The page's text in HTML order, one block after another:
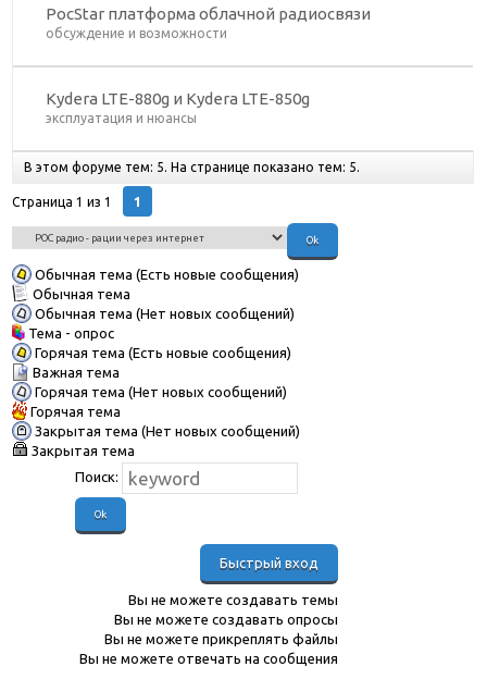
PocStar платформа облачной радиосвязи
обсуждение и возможности
Kydera LTE-880g и Kydera LTE-850g
эксплуатация и нюансы
В этом форуме тем: 5. На странице показано тем: 5.
Страница1 из1 1
Обычная тема (Есть новые сообщения)
Обычная тема
Обычная тема (Нет новых сообщений)
Тема - опрос
Горячая тема (Есть новые сообщения)
Важная тема
Горячая тема (Нет новых сообщений)
Горячая тема
Закрытая тема (Нет новых сообщений)
Закрытая тема
Поиск:
Выне можете создавать темы
Выне можете создавать опросы
Выне можете прикреплять файлы
Выне можете отвечать на сообщения